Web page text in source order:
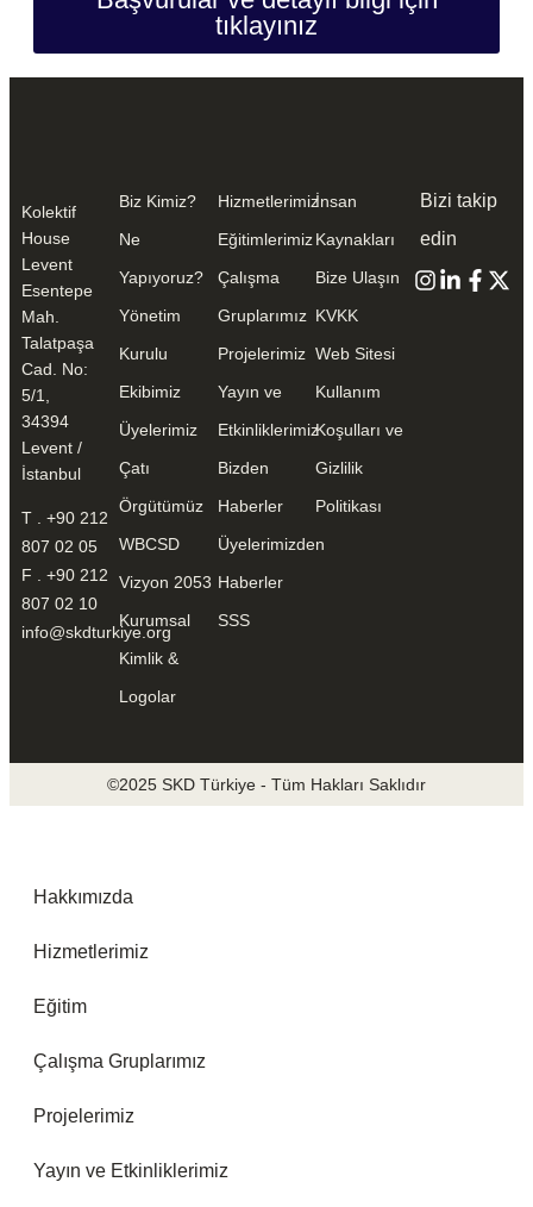
tıklayınız
Kolektif
House
Levent
Esentepe
Mah.
Talatpaşa
Cad. No:
5/1,
34394
Levent /
İstanbul
T . +90 212
807 02 05
F . +90 212
807 02 10
info@skdturkiye.org
Biz Kimiz?
Ne
Yapıyoruz?
Yönetim
Kurulu
Ekibimiz
Üyelerimiz
Çatı
Örgütümüz
WBCSD
Vizyon 2053
Kurumsal
Kimlik &
Logolar
Hizmetlerimiz
Eğitimlerimiz
Çalışma
Gruplarımız
Projelerimiz
Yayın ve
Etkinliklerimiz
Bizden
Haberler
Üyelerimizden
Haberler
SSS
İnsan
Kaynakları
Bize Ulaşın
KVKK
Web Sitesi
Kullanım
Koşulları ve
Gizlilik
Politikası
Bizi takip
edin
©2025 SKD Türkiye - Tüm Hakları Saklıdır
Hakkımızda
Hizmetlerimiz
Eğitim
Çalışma Gruplarımız
Projelerimiz
Yayın ve Etkinliklerimiz